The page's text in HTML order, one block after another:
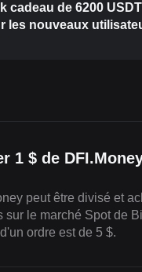
cadeau de 6200 USDT
les nouveaux
1 $ de
peut être divisé et
sur le marché Spot de
ordre est de 5 $.